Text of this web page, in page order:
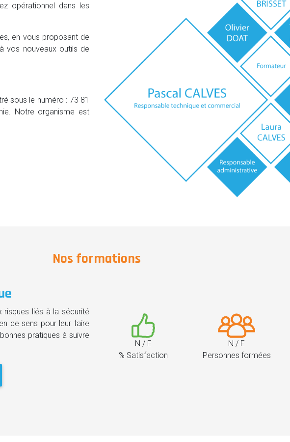
opérationnel dans les
en vous proposant de
vos nouveaux outils de
sous le numéro : 73 81
Notre organisme est
Nos formations
risques liés à la sécurité
ce sens pour leur faire
pratiques à suivre
N / E
% Satisfaction
N / E
Personnes formées